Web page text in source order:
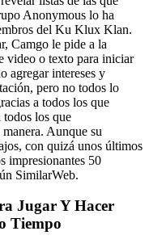
Anonymous lo ha
del Ku Klux Klan.
Camgo le pide a la
video o texto para iniciar
agregar intereses y
pero no todos lo
a todos los que
los que
Aunque su
con quizá unos últimos
impresionantes 50
SimilarWeb.
Jugar Y Hacer
Tiempo